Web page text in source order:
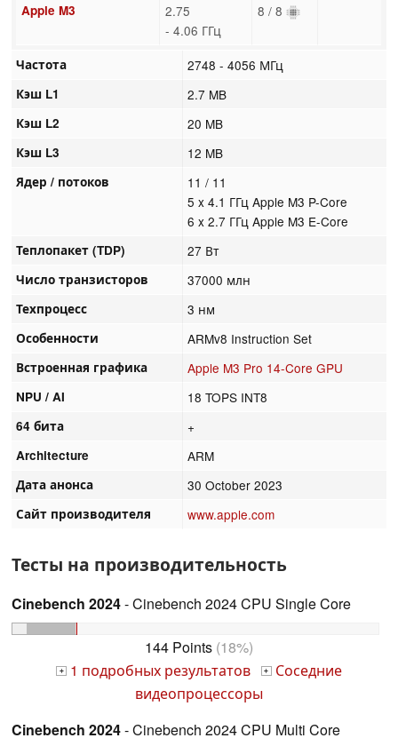
Apple M3
2.75
- 4.06 ГГц
8 / 8
Частота 2748 - 4056 МГц
Кэш L1 2.7 MB
Кэш L2 20 MB
Кэш L3 12 MB
Ядер / потоков
11 / 11
5 x 4.1 ГГц Apple M3 P-Core
6 x 2.7 ГГц Apple M3 E-Core
Теплопакет (TDP) 27 Вт
Число транзисторов 37000 млн
Техпроцесс 3 нм
Особенности ARMv8 Instruction Set
Встроенная графика Apple M3 Pro 14-Core GPU
NPU / AI 18 TOPS INT8
64 бита +
Architecture ARM
Дата анонса 30 October 2023
Сайт производителя www.apple.com
Тесты на производительность
Cinebench 2024- Cinebench 2024 CPU Single Core
144 Points (18%)
+ 1 подробных результатов + Соседние
видеопроцессоры
Cinebench 2024- Cinebench 2024 CPU Multi Core